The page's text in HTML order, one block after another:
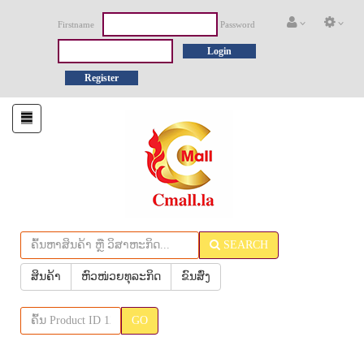
Firstname Password
Login
Register
Toggle
navigation
SEARCH
ສິນຄ້າ ຫົວໜ່ວຍທຸລະກິດ ຂົນສົ່ງ
GO